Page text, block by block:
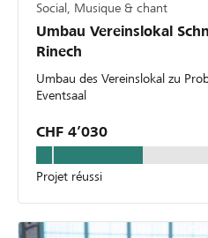
Social, Musique & chant
Umbau Vereinslokal
Rinech
Umbau des Vereinslokal zu
Eventsaal
CHF 4’030
Projet réussi